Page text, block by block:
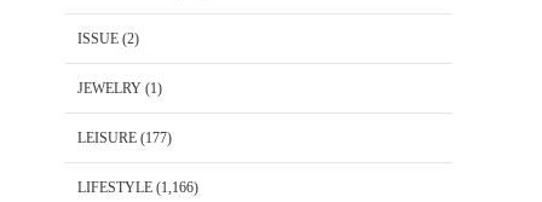
ISSUE (2)
JEWELRY (1)
LEISURE (177)
LIFESTYLE (1,166)